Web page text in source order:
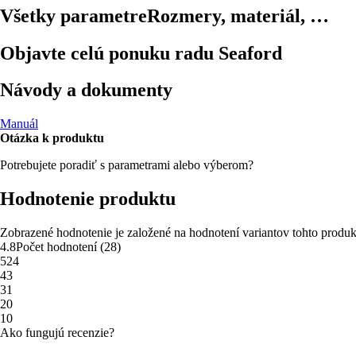
Všetky parametreRozmery, materiál, …
Objavte celú ponuku radu Seaford
Návody a dokumenty
Manuál
Otázka k produktu
Potrebujete poradiť s parametrami alebo výberom?
Hodnotenie produktu
Zobrazené hodnotenie je založené na hodnotení variantov tohto
4.8Počet hodnotení(28)
524
43
31
20
10
Ako fungujú recenzie?